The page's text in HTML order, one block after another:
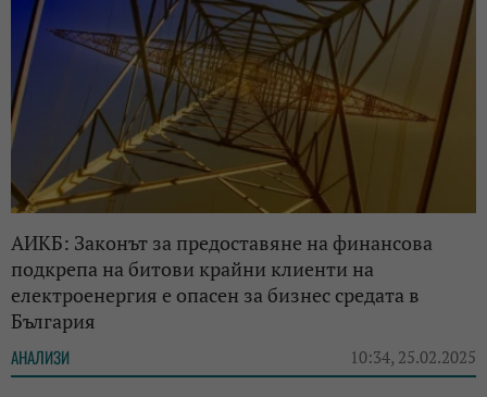
АИКБ: Законът за предоставяне на финансова
подкрепа на битови крайни клиенти на
електроенергия е опасен за бизнес средата в
България
АНАЛИЗИ 10:34, 25.02.2025